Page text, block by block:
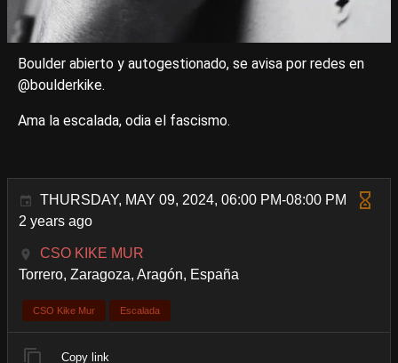
Boulder abierto y autogestionado, se avisa por redes en
@boulderkike.
Ama la escalada, odia el fascismo.
THURSDAY, MAY 09, 2024, 06:00 PM-08:00 PM
2 years ago
CSO KIKE MUR
Torrero, Zaragoza, Aragón, España
CSO Kike Mur Escalada
Copy link